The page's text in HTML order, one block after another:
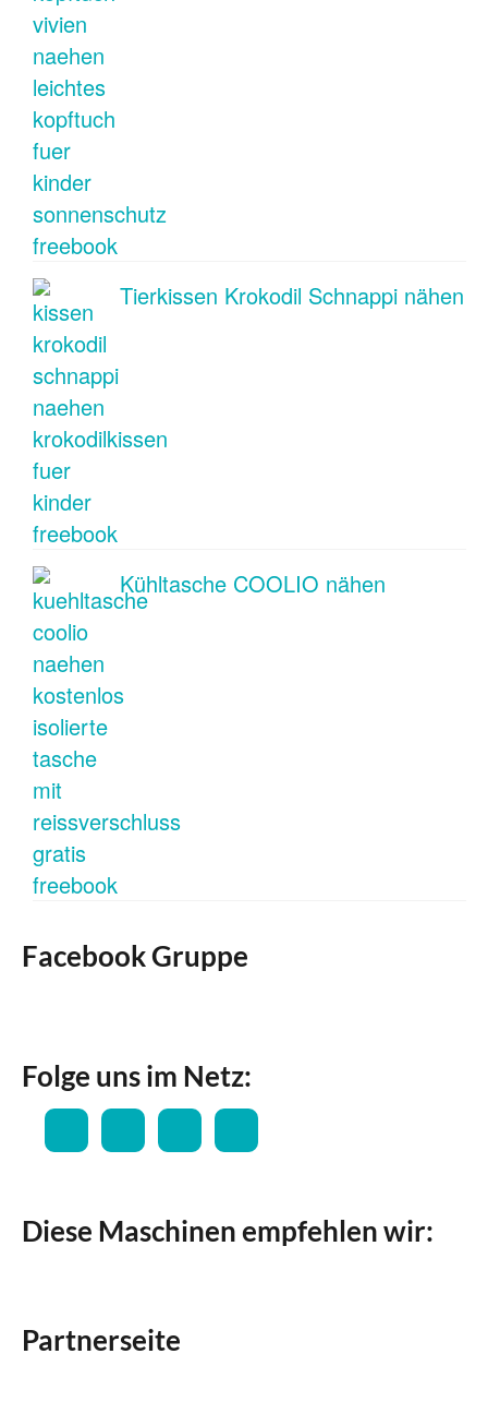
Tierkissen Krokodil Schnappi nähen
Kühltasche COOLIO nähen
Facebook Gruppe
Folge uns im Netz:
Diese Maschinen empfehlen wir:
Partnerseite